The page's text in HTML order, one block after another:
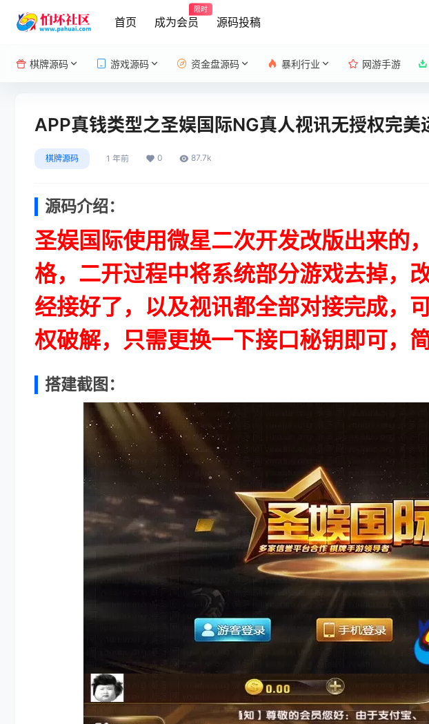
首页 成为会员
限时
源码投稿
棋牌源码 游戏源码 资金盘源码 暴利行业 网游手游
APP真钱类型之圣娱国际NG真人视讯无授权完美
棋牌源码 1 年前 0 87.7k
源码介绍：
圣娱国际使用微星二次开发改版出来的
格，二开过程中将系统部分游戏去掉，
经接好了，以及视讯都全部对接完成，
权破解，只需更换一下接口秘钥即可，
搭建截图：